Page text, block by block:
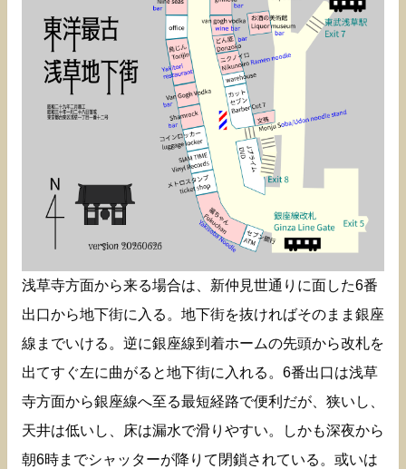
浅草寺方面から来る場合は、新仲見世通りに面した6番
出口から地下街に入る。地下街を抜ければそのまま銀座
線までいける。逆に銀座線到着ホームの先頭から改札を
出てすぐ左に曲がると地下街に入れる。6番出口は浅草
寺方面から銀座線へ至る最短経路で便利だが、狭いし、
天井は低いし、床は漏水で滑りやすい。しかも深夜から
朝6時までシャッターが降りて閉鎖されている。或いは